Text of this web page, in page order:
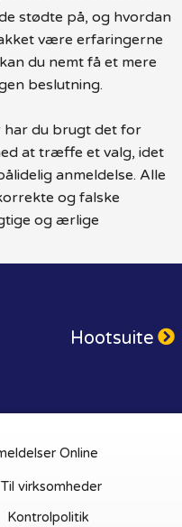
stødte på, og hvordan
være erfaringerne
du nemt få et mere
beslutning.
har du brugt det for
at træffe et valg, idet
anmeldelse. Alle
og falske
og ærlige
Hootsuite
Online
Til virksomheder
Kontrolpolitik